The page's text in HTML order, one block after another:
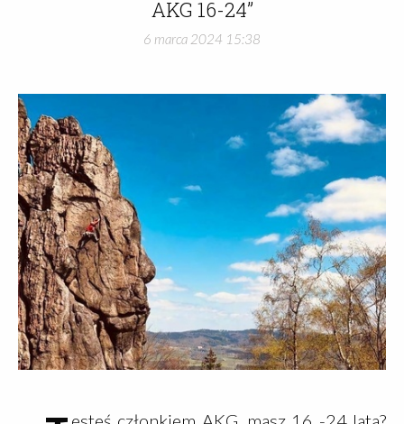
AKG 16-24”
6 marca 2024 15:38